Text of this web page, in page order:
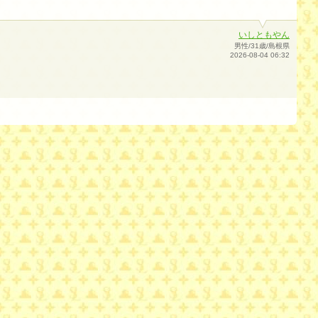
いしともやん
男性/31歳/島根県
2026-08-04 06:32